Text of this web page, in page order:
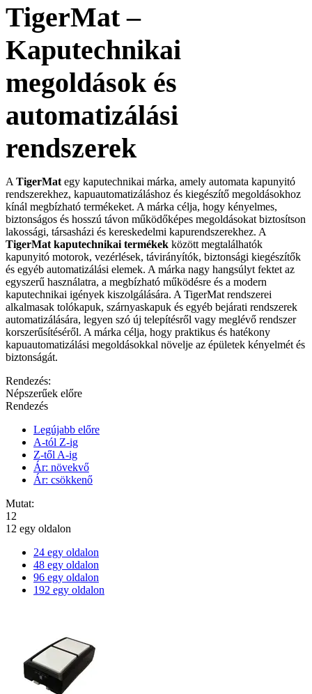
TigerMat –
Kaputechnikai
megoldások és
automatizálási
rendszerek
A TigerMat egy kaputechnikai márka, amely automata kapunyitó
rendszerekhez, kapuautomatizáláshoz és kiegészítő megoldásokhoz
kínál megbízható termékeket. A márka célja, hogy kényelmes,
biztonságos és hosszú távon működőképes megoldásokat biztosítson
lakossági, társasházi és kereskedelmi kapurendszerekhez. A
TigerMat kaputechnikai termékek között megtalálhatók
kapunyitó motorok, vezérlések, távirányítók, biztonsági kiegészítők
és egyéb automatizálási elemek. A márka nagy hangsúlyt fektet az
egyszerű használatra, a megbízható működésre és a modern
kaputechnikai igények kiszolgálására. A TigerMat rendszerei
alkalmasak tolókapuk, szárnyaskapuk és egyéb bejárati rendszerek
automatizálására, legyen szó új telepítésről vagy meglévő rendszer
korszerűsítéséről. A márka célja, hogy praktikus és hatékony
kapuautomatizálási megoldásokkal növelje az épületek kényelmét és
biztonságát.
Rendezés:
Népszerűek előre
Rendezés
Legújabb előre
A-tól Z-ig
Z-től A-ig
Ár: növekvő
Ár: csökkenő
Mutat:
12
12 egy oldalon
24 egy oldalon
48 egy oldalon
96 egy oldalon
192 egy oldalon